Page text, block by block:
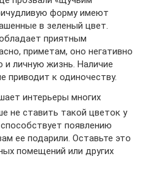
форму имеют
в зеленый цвет.
приятным
приметам, оно негативно
и личную жизнь. Наличие
приводит к одиночеству.
интерьеры многих
не ставить такой цветок у
появлению
ее подарили. Оставьте это
помещений или других